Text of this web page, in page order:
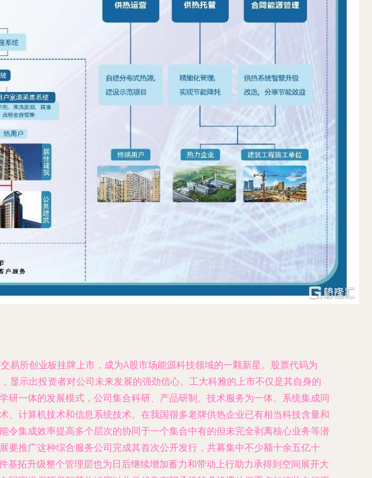
易所创业板挂牌上市，成为A股市场能源科技领域的一颗新星。股票代码为
显示出投资者对公司未来发展的强劲信心。工大科雅的上市不仅是其自身的
一体的发展模式，公司集合科研、产品研制、技术服务为一体、系统集成同
计算机技术和信息系统技术。在我国很多老牌供热企业已有相当科技含量和
集成效率提高多个层次的协同于一个集合中有的但未完全剥离核心业务等潜
推广这种综合服务公司完成其首次公开发行，共募集中不少额十余五亿十
拓升级整个管理层也为日后继续增加蓄力和带动上行助力承得到空间展开大